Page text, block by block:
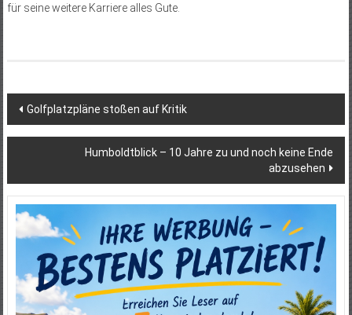
für seine weitere Karriere alles Gute.
Beitragsnavigation
Golfplatzpläne stoßen auf Kritik
Humboldtblick – 10 Jahre zu und noch keine Ende
abzusehen